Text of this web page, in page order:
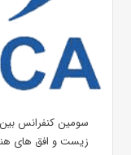
سومین کنفرانس
زیست و افق های هنر